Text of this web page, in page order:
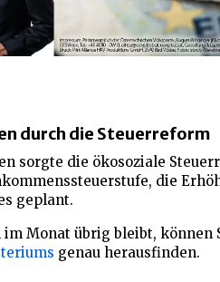
durch die Steuerreform
sorgte die ökosoziale
die
geplant.
Monat übrig bleibt, können
genau herausfinden.